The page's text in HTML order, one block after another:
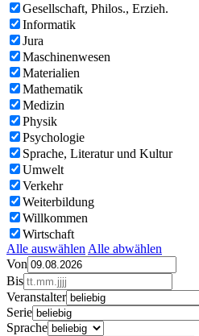
Gesellschaft, Philos., Erzieh.
Informatik
Jura
Maschinenwesen
Materialien
Mathematik
Medizin
Physik
Psychologie
Sprache, Literatur und Kultur
Umwelt
Verkehr
Weiterbildung
Willkommen
Wirtschaft
Alle auswählen Alle abwählen
Von
Bis
Veranstalter
Serie
Sprache